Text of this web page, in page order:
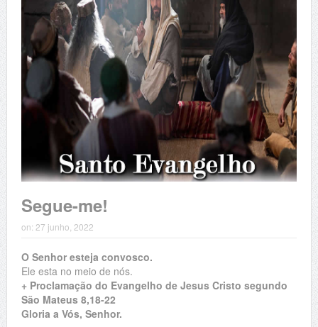
Segue-me!
on: 27 junho, 2022
O Senhor esteja convosco.
Ele esta no meio de nós.
+ Proclamação do Evangelho de Jesus Cristo segundo
São Mateus 8,18-22
Gloria a Vós, Senhor.